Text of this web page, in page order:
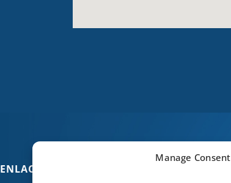
Manage Consent
ENLACES ÚTILES